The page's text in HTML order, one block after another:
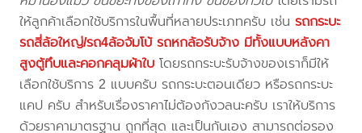
ให้ลูกค้าเลือกใช้บริการในพื้นที่หลายประเภทครับ เช่นรถกระบะ
รถสี่ล้อใหญ่/รถ4ล้อจัมโบ้ รถหกล้อรับจ้าง มีทั้งแบบหลังคา
สูงตู้ทึบและคอกคลุมผ้าใบ โดยรถกระบะรับจ้างของเราก็มีให้
เลือกใช้บริการ 2 แบบครับ รถกระบะตอนเดียว หรือรถกระบะ
แคป ครับ สำหรับเรื่องราคาไม่ต้องกังวลนะครับ เราให้บริการ
ด้วยราคามาตรฐาน ถูกที่สุด และเป็นกันเอง สามารถต่อรอง